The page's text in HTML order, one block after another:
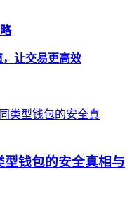
让交易更高效
钱包的安全真相与